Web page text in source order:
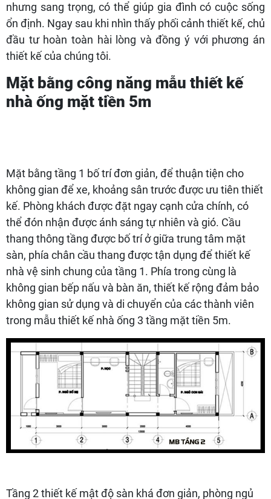
nhưng sang trọng, có thể giúp gia đình có cuộc sống
ổn định. Ngay sau khi nhìn thấy phối cảnh thiết kế, chủ
đầu tư hoàn toàn hài lòng và đồng ý với phương án
thiết kế của chúng tôi.
Mặt bằng công năng mẫu thiết kế
nhà ống mặt tiền 5m
Mặt bằng tầng 1 bố trí đơn giản, để thuận tiện cho
không gian để xe, khoảng sân trước được ưu tiên thiết
kế. Phòng khách được đặt ngay cạnh cửa chính, có
thể đón nhận được ánh sáng tự nhiên và gió. Cầu
thang thông tầng được bố trí ở giữa trung tâm mặt
sàn, phía chân cầu thang được tận dụng để thiết kế
nhà vệ sinh chung của tầng 1. Phía trong cùng là
không gian bếp nấu và bàn ăn, thiết kế rộng đảm bảo
không gian sử dụng và di chuyển của các thành viên
trong mẫu thiết kế nhà ống 3 tầng mặt tiền 5m.
Tầng 2 thiết kế mật độ sàn khá đơn giản, phòng ngủ